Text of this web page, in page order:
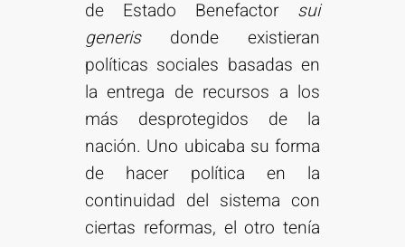
de Estado Benefactor
sui
generis
donde existieran
políticas sociales basadas en
la entrega de recursos a los
más desprotegidos de la
nación. Uno ubicaba su forma
de hacer política en la
continuidad del sistema con
ciertas reformas, el otro tenía